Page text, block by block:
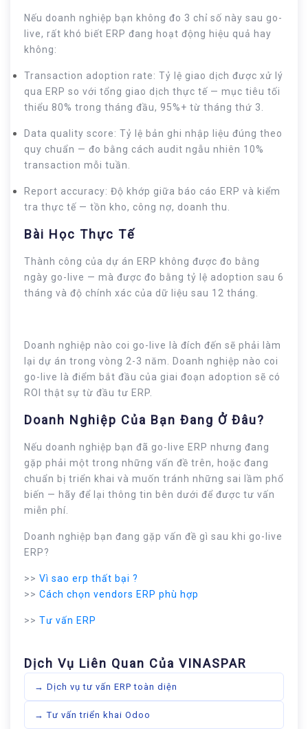
Nếu doanh nghiệp bạn không đo 3 chỉ số này sau go-
live, rất khó biết ERP đang hoạt động hiệu quả hay
không:
Transaction adoption rate: Tỷ lệ giao dịch được xử lý
qua ERP so với tổng giao dịch thực tế — mục tiêu tối
thiểu 80% trong tháng đầu, 95%+ từ tháng thứ 3.
Data quality score: Tỷ lệ bản ghi nhập liệu đúng theo
quy chuẩn — đo bằng cách audit ngẫu nhiên 10%
transaction mỗi tuần.
Report accuracy: Độ khớp giữa báo cáo ERP và kiểm
tra thực tế — tồn kho, công nợ, doanh thu.
Bài Học Thực Tế
Thành công của dự án ERP không được đo bằng
ngày go-live — mà được đo bằng tỷ lệ adoption sau 6
tháng và độ chính xác của dữ liệu sau 12 tháng.
Doanh nghiệp nào coi go-live là đích đến sẽ phải làm
lại dự án trong vòng 2-3 năm. Doanh nghiệp nào coi
go-live là điểm bắt đầu của giai đoạn adoption sẽ có
ROI thật sự từ đầu tư ERP.
Doanh Nghiệp Của Bạn Đang Ở Đâu?
Nếu doanh nghiệp bạn đã go-live ERP nhưng đang
gặp phải một trong những vấn đề trên, hoặc đang
chuẩn bị triển khai và muốn tránh những sai lầm phổ
biến — hãy để lại thông tin bên dưới để được tư vấn
miễn phí.
Doanh nghiệp bạn đang gặp vấn đề gì sau khi go-live
ERP?
>> Vì sao erp thất bại ?
>> Cách chọn vendors ERP phù hợp
>> Tư vấn ERP
Dịch Vụ Liên Quan Của VINASPAR
→ Dịch vụ tư vấn ERP toàn diện
→ Tư vấn triển khai Odoo